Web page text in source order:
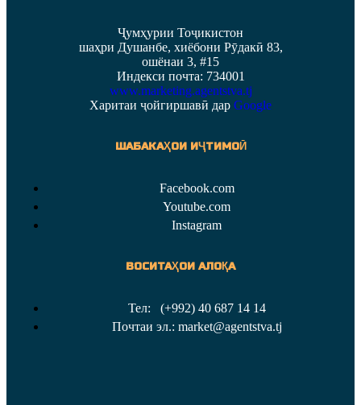
Ҷумҳурии Тоҷикистон
шаҳри Душанбе, хиёбони Рӯдакӣ 83,
ошёнаи 3, #15
Индекси почта: 734001
www.marketing.agentstva.tj
Харитаи ҷойгиршавӣ дар Google
ШАБАКАҲОИ ИҶТИМОӢ
Facebook.com
Youtube.com
Instagram
ВОСИТАҲОИ АЛОҚА
Тел: (+992) 40 687 14 14
Почтаи эл.: market@agentstva.tj